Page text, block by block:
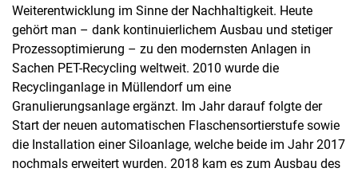
Weiterentwicklung im Sinne der Nachhaltigkeit. Heute
gehört man – dank kontinuierlichem Ausbau und stetiger
Prozessoptimierung – zu den modernsten Anlagen in
Sachen PET-Recycling weltweit. 2010 wurde die
Recyclinganlage in Müllendorf um eine
Granulierungsanlage ergänzt. Im Jahr darauf folgte der
Start der neuen automatischen Flaschensortierstufe sowie
die Installation einer Siloanlage, welche beide im Jahr 2017
nochmals erweitert wurden. 2018 kam es zum Ausbau des